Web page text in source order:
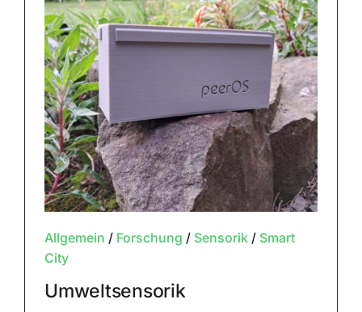
Allgemein / Forschung / Sensorik/ Smart
City
Umweltsensorik